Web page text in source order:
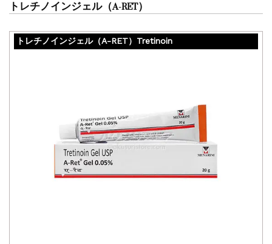
トレチノインジェル（A-RET）
トレチノインジェル（A-RET）Tretinoin